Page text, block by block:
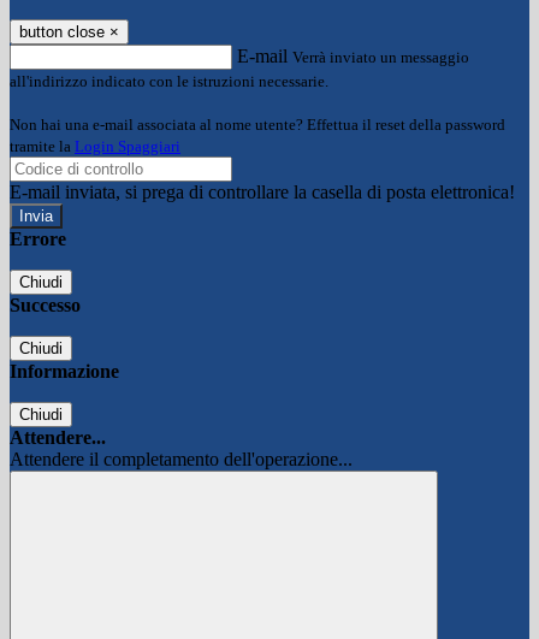
button close ×
E-mail Verrà inviato un messaggio
all'indirizzo indicato con le istruzioni necessarie.
Non hai una e-mail associata al nome utente? Effettua il reset della password
tramite la Login Spaggiari
E-mail inviata, si prega di controllare la casella di posta elettronica!
Errore
Chiudi
Successo
Chiudi
Informazione
Chiudi
Attendere...
Attendere il completamento dell'operazione...